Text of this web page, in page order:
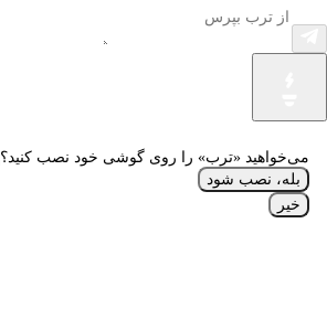
می‌خواهید «ترب» را روی گوشی خود نصب کنید؟
بله، نصب شود
خیر